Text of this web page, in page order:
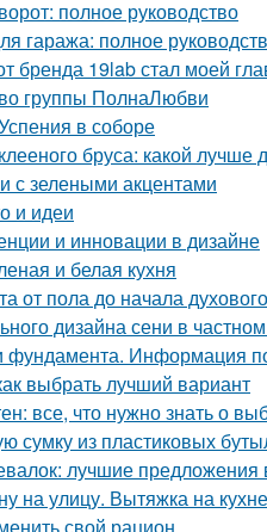
полное руководство
гаража: полное
19lab стал моей
группы ПолнаЛюбви
в соборе
бруса: какой лучше
с зелеными акцентами
и идеи
и инновации в дизайне
и белая кухня
от пола до начала
дизайна сени в
фундамента. Информация
выбрать лучший вариант
все, что нужно знать о
сумку из пластиковых
лучшие предложения
на улицу. Вытяжка на